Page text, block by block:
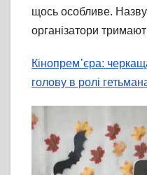
щось особливе.
організатори
Кінопрем᾽єра:
голову в ролі